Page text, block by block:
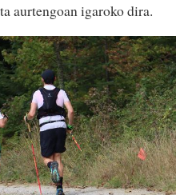
aurtengoan igaroko dira.